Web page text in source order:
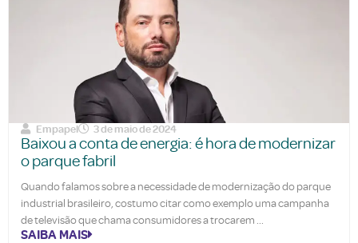
Empapel 3 de maio de 2024
Baixou a conta de energia: é hora de modernizar
o parque fabril
Quando falamos sobre a necessidade de modernização do parque
industrial brasileiro, costumo citar como exemplo uma campanha
de televisão que chama consumidores a trocarem
SAIBA MAIS